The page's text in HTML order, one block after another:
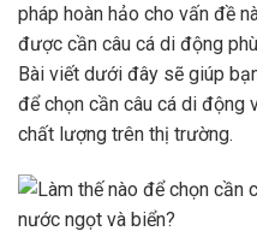
pháp hoàn hảo cho vấn đề
được cần câu cá di động
Bài viết dưới đây sẽ giúp
để chọn cần câu cá di động
chất lượng trên thị trường.